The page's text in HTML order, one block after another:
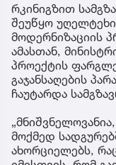
რკინიგზით
შეუწყო
მოდერნიზაციის
ამასთან,
პროექტის
გაჯანსაღების
ჩაუტარდა
მოქმედ
ახორციელებს,